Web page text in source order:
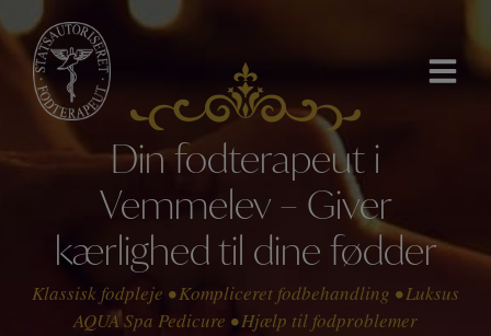
til
indholdet
Din fodterapeut i
Vemmelev – Giver
kærlighed til dine fødder
Klassisk fodpleje • Kompliceret fodbehandling • Luksus
AQUA Spa Pedicure • Hjælp til fodproblemer